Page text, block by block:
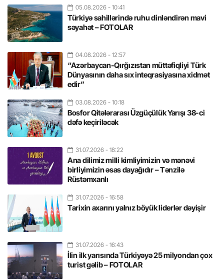
05.08.2026 - 10:41
Türkiyə sahillərində ruhu dinləndirən mavi
səyahət – FOTOLAR
04.08.2026 - 12:57
“Azərbaycan-Qırğızıstan müttəfiqliyi Türk
Dünyasının daha sıx inteqrasiyasına xidmət
edir”
03.08.2026 - 10:18
Bosfor Qitələrarası Üzgüçülük Yarışı 38-ci
dəfə keçiriləcək
31.07.2026 - 18:22
Ana dilimiz milli kimliyimizin və mənəvi
birliyimizin əsas dayağıdır – Tənzilə
Rüstəmxanlı
31.07.2026 - 16:58
Tarixin axarını yalnız böyük liderlər dəyişir
31.07.2026 - 16:43
İlin ilk yarısında Türkiyəyə 25 milyondan çox
turist gəlib – FOTOLAR